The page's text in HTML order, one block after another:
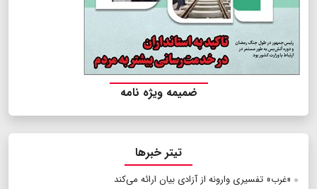
ضمیمه ویژه نامه
تیتر خبرها
«غرب» تفسیری وارونه از آزادی بیان ارائه می‌کند